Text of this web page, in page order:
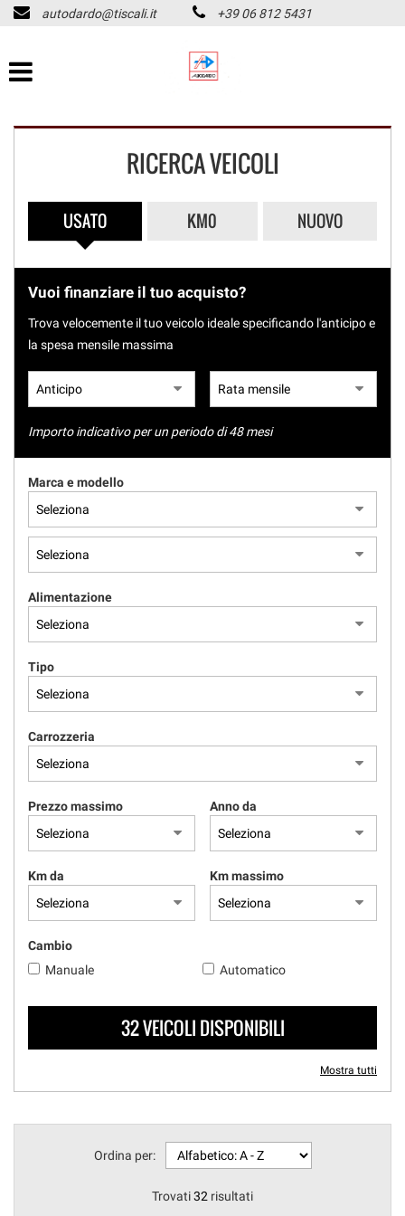
HOME
LISTA VEICOLI
CHI SIAMO
ACQUISTIAMO USATO
autodardo@tiscali.it +39 06 812 5431
RICERCA VEICOLI
USATO KM0 NUOVO
Vuoi finanziare il tuo acquisto?
Trova velocemente il tuo veicolo ideale specificando l'anticipo e
la spesa mensile massima
Importo indicativo per un periodo di 48 mesi
Marca e modello
Alimentazione
Tipo
Carrozzeria
Prezzo massimo Anno da
Km da Km massimo
Cambio
Manuale
Automatico
32 VEICOLI DISPONIBILI
Mostra tutti
Ordina per:
Trovati32 risultati
preferenze
di
consente
le
tue
preferenze
di
consenso
tecnologie
tracciamento
che
offrire
e
svolgere
le
attività
di
seguito
descritte.
Per
maggiori
sull'utilità
di
questi
tracciamento
rimanda
cookie
policy.
rivedere